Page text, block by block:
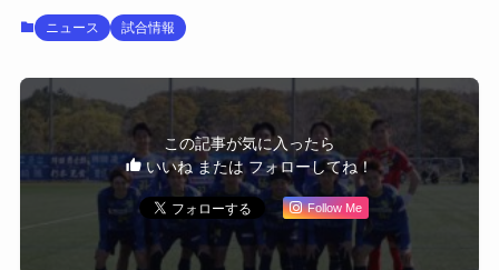
ニュース 試合情報
この記事が気に入ったら
いいね または フォローしてね！
Follow Me